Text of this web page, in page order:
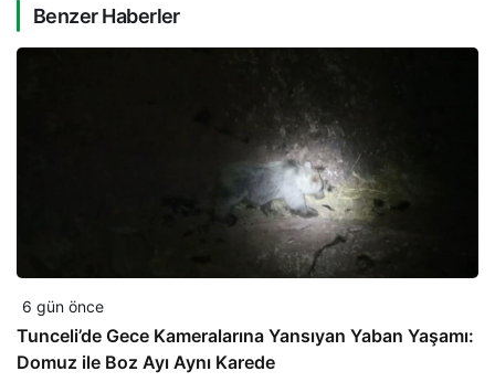
Benzer Haberler
6 gün önce
Tunceli’de Gece Kameralarına Yansıyan Yaban Yaşamı:
Domuz ile Boz Ayı Aynı Karede